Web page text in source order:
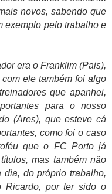
novos, sabendo que
exemplo pelo trabalho e
era o Franklim (Pais),
ele também foi algo
que apanhei,
para o nosso
(Ares), que esteve cá
como foi o caso
que o FC Porto já
mas também não
do próprio trabalho,
Ricardo, por ter sido o
por 1-0 e juntou a 25.ª
31.º título nacional. Em
por três vezes, os Campeões
a ser 88 os troféus
não pode "gastar 20
ali"
na antevisão do jogo da
é preciso reforçar o plantel,
do clube.